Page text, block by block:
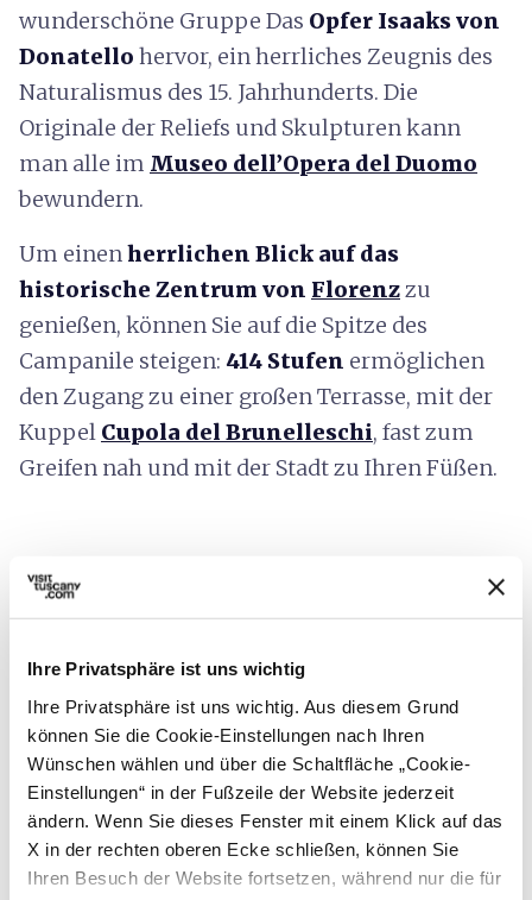
Ihre Privatsphäre ist uns wichtig
Ihre Privatsphäre ist uns wichtig. Aus diesem Grund
können Sie die Cookie-Einstellungen nach Ihren
Wünschen wählen und über die Schaltfläche „Cookie-
Einstellungen“ in der Fußzeile der Website jederzeit
ändern. Wenn Sie dieses Fenster mit einem Klick auf das
X in der rechten oberen Ecke schließen, können Sie
Ihren Besuch der Website fortsetzen, während nur die für
wunderschöne Gruppe Das Opfer Isaaks von
Donatello hervor, ein herrliches Zeugnis des
Naturalismus des 15. Jahrhunderts. Die
Originale der Reliefs und Skulpturen kann
man alle im Museo dell’Opera del Duomo
bewundern.
Um einenherrlichen Blick auf das
historische Zentrum von Florenzzu
genießen, können Sie auf die Spitze des
Campanile steigen: 414 Stufen ermöglichen
den Zugang zu einer großen Terrasse, mit der
Kuppel Cupola del Brunelleschi, fast zum
Greifen nah und mit der Stadt zu Ihren Füßen.
directions Wegbeschreibung